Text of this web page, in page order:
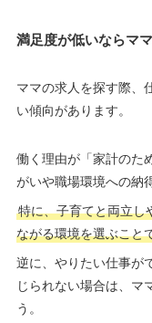
満足度が低いならマ
ママの求人を探す際、
い傾向があります。
働く理由が「家計のた
がいや職場環境への納
特に、子育てと両立し
ながる環境を選ぶこと
逆に、やりたい仕事が
じられない場合は、マ
う。